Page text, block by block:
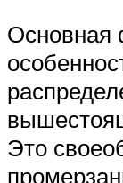
Основная
Это